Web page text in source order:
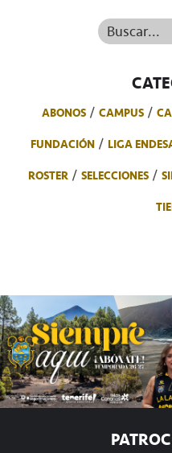
Buscar...
ABONOS CAMPUS
FUNDACIÓN
LIGA
ROSTER
SELECCIONES